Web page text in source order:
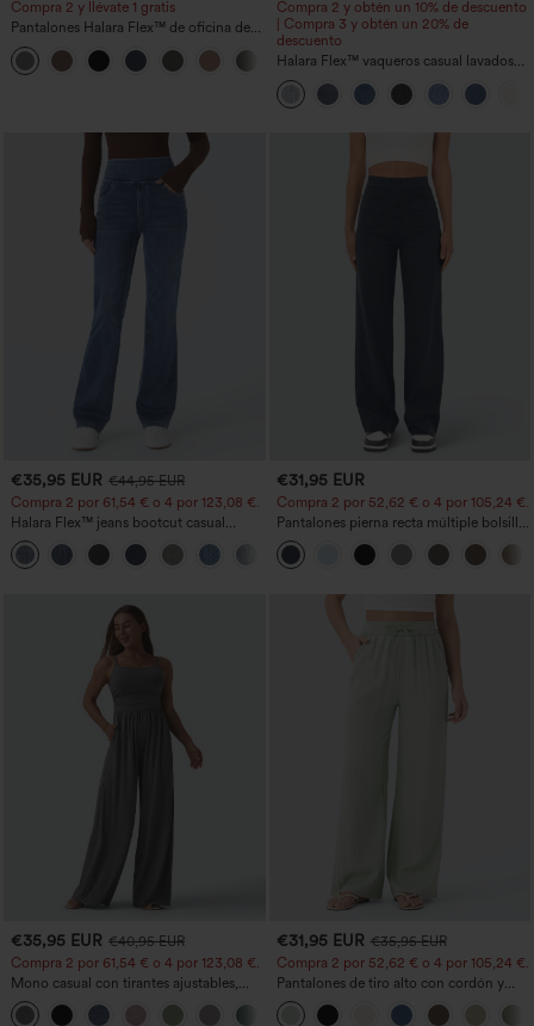
Compra 2 y llévate 1 gratis
Pantalones Halara Flex™ de oficina de
tiro alto ligeramente acampanados con
bolsillos
+13
Compra 2 y obtén un 10% de descuento
| Compra 3 y obtén un 20% de
descuento
Halara Flex™ vaqueros casual lavados
asimétricos de tiro bajo con bolsillos
con cremallera, corte baggy y pierna
ancha
€35,95 EUR €44,95 EUR
Compra 2 por 61,54 € o 4 por 123,08 €.
Halara Flex™ jeans bootcut casual
lavados, de talle alto y con bolsillos
+5
€31,95 EUR
Compra 2 por 52,62 € o 4 por 105,24 €.
Pantalones pierna recta múltiple bolsillo
botón tiro alto
€35,95 EUR €40,95 EUR
Compra 2 por 61,54 € o 4 por 123,08 €.
Mono casual con tirantes ajustables,
fruncidos, pierna ancha, tejido jaspeado
y bolsillos - Easy Peezy
€31,95 EUR €35,95 EUR
Compra 2 por 52,62 € o 4 por 105,24 €.
Pantalones de tiro alto con cordón y
bolsillos, pernera ancha, holgados y de
estilo casual con tacto de lino.